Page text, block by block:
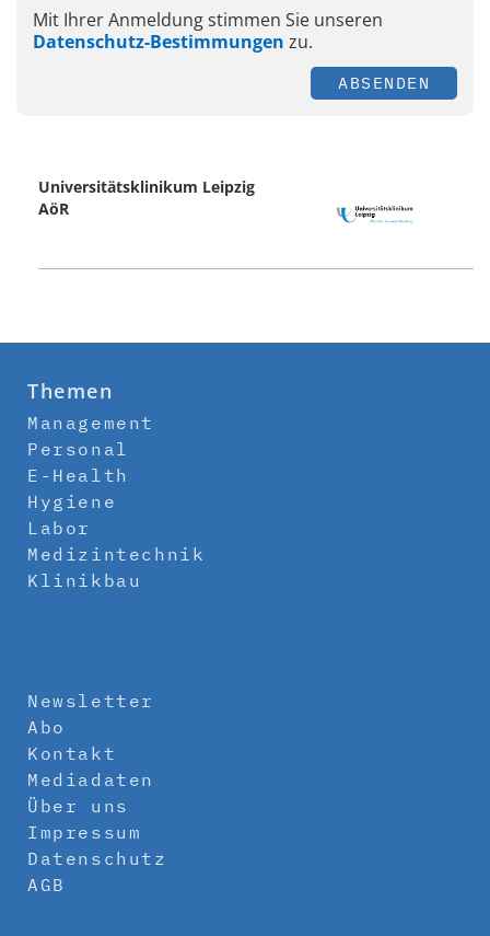
Mit Ihrer Anmeldung stimmen Sie unseren
Datenschutz-Bestimmungen zu.
ABSENDEN
Universitätsklinikum Leipzig
AöR
Themen
Management
Personal
E-Health
Hygiene
Labor
Medizintechnik
Klinikbau
Newsletter
Abo
Kontakt
Mediadaten
Über uns
Impressum
Datenschutz
AGB